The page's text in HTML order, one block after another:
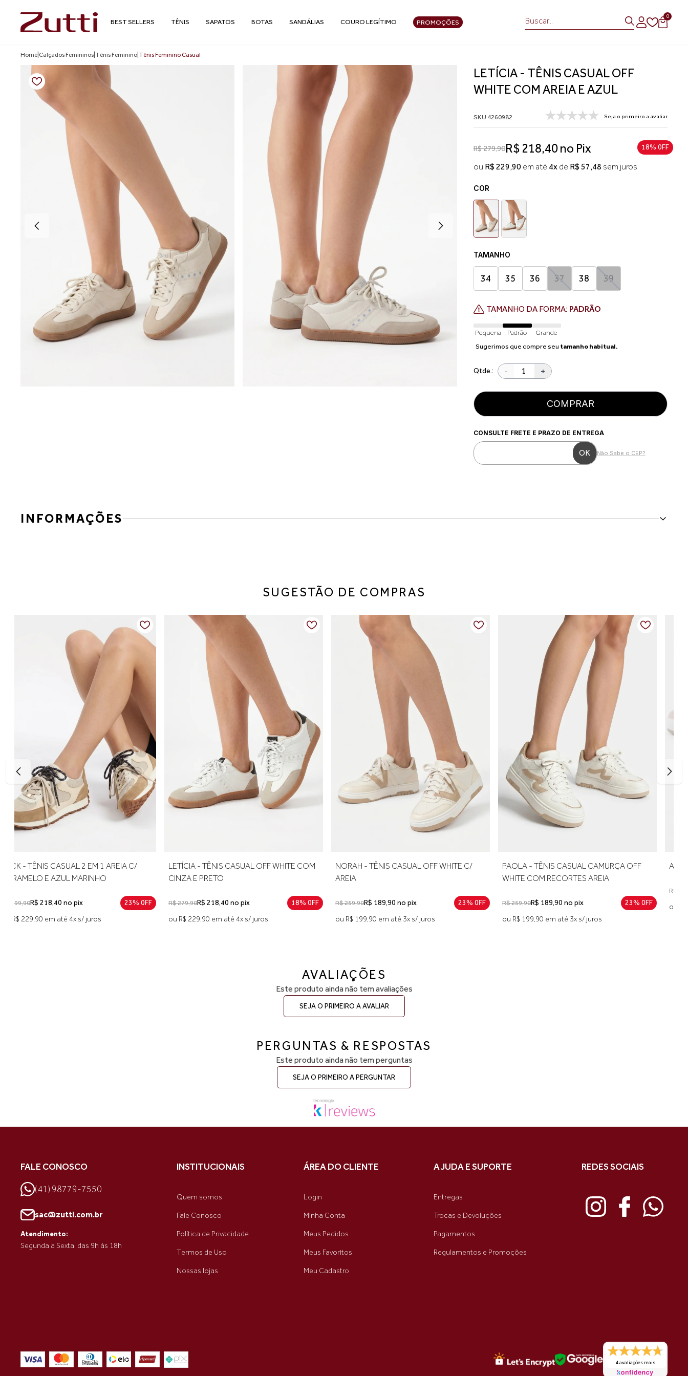
BEST SELLERS TÊNIS SAPATOS BOTAS SANDÁLIAS COURO LEGÍTIMO PROMOÇÕES
0
Home Calçados Femininos Tênis Feminino Tênis Feminino Casual
LETÍCIA - TÊNIS CASUAL OFF
WHITE COM AREIA E AZUL
SKU 4260982 Seja o primeiro a avaliar
R$ 279,90R$ 218,40 no Pix
ou R$ 229,90em até 4x de R$ 57,48 sem juros
18% 0FF
COR
TAMANHO
34 35 36 37 38 39
TAMANHO DA FORMA: PADRÃO
Pequena Padrão
Grande
Sugerimos que compre seu tamanho habitual.
Qtde.: - +
COMPRAR
CONSULTE FRETE E PRAZO DE ENTREGA
Não Sabe o CEP?
INFORMAÇÕES
SUGESTÃO DE COMPRAS
BECK - TÊNIS CASUAL 2 EM 1 AREIA C/
CARAMELO E AZUL MARINHO
R$ 299,90R$ 218,40 no pix
23% 0FF
ou R$ 229,90 em até 4x s/ juros
LETÍCIA - TÊNIS CASUAL OFF WHITE COM
CINZA E PRETO
R$ 279,90R$ 218,40 no pix
18% 0FF
ou R$ 229,90 em até 4x s/ juros
NORAH - TÊNIS CASUAL OFF WHITE C/
AREIA
R$ 259,90R$ 189,90 no pix
23% 0FF
ou R$ 199,90 em até 3x s/ juros
PAOLA - TÊNIS CASUAL CAMURÇA OFF
WHITE COM RECORTES AREIA
R$ 259,90R$ 189,90 no pix
23% 0FF
ou R$ 199,90 em até 3x s/ juros
AVALIAÇÕES
Este produto ainda não tem avaliações
SEJA O PRIMEIRO A AVALIAR
PERGUNTAS & RESPOSTAS
Este produto ainda não tem perguntas
SEJA O PRIMEIRO A PERGUNTAR
FALE CONOSCO
(41) 98779-7550
sac@zutti.com.br
Atendimento:
Segunda a Sexta. das 9h às 18h
INSTITUCIONAIS
Quem somos
Fale Conosco
Política de Privacidade
Termos de Uso
Nossas lojas
ÁREA DO CLIENTE
Login
Minha Conta
Meus Pedidos
Meus Favoritos
Meu Cadastro
AJUDA E SUPORTE
Entregas
Trocas e Devoluções
Pagamentos
Regulamentos e Promoções
REDES SOCIAIS
4 avaliações reais